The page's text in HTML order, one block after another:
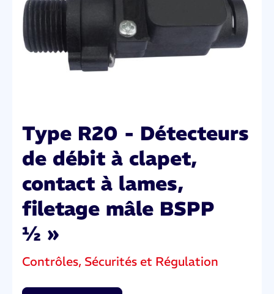
Type R20 - Détecteurs
de débit à clapet,
contact à lames,
filetage mâle BSPP
½ »
Contrôles, Sécurités et Régulation